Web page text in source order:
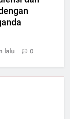
lalu 0